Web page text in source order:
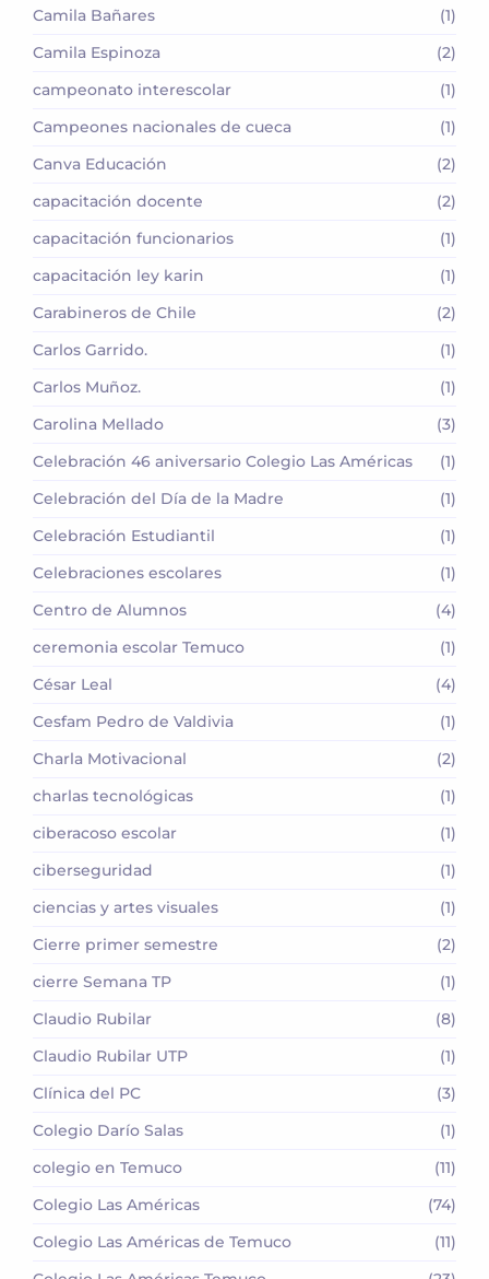
Camila Bañares
(1)
Camila Espinoza
(2)
campeonato interescolar
(1)
Campeones nacionales de cueca
(1)
Canva Educación
(2)
capacitación docente
(2)
capacitación funcionarios
(1)
capacitación ley karin
(1)
Carabineros de Chile
(2)
Carlos Garrido.
(1)
Carlos Muñoz.
(1)
Carolina Mellado
(3)
Celebración 46 aniversario Colegio Las Américas
(1)
Celebración del Día de la Madre
(1)
Celebración Estudiantil
(1)
Celebraciones escolares
(1)
Centro de Alumnos
(4)
ceremonia escolar Temuco
(1)
César Leal
(4)
Cesfam Pedro de Valdivia
(1)
Charla Motivacional
(2)
charlas tecnológicas
(1)
ciberacoso escolar
(1)
ciberseguridad
(1)
ciencias y artes visuales
(1)
Cierre primer semestre
(2)
cierre Semana TP
(1)
Claudio Rubilar
(8)
Claudio Rubilar UTP
(1)
Clínica del PC
(3)
Colegio Darío Salas
(1)
colegio en Temuco
(11)
Colegio Las Américas
(74)
Colegio Las Américas de Temuco
(11)